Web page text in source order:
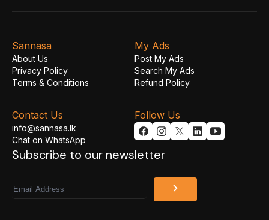
Subscribe to our newsletter
Email
Sannasa
About Us
Privacy Policy
Terms & Conditions
My Ads
Post My Ads
Search My Ads
Refund Policy
Contact Us
info@sannasa.lk
Chat on WhatsApp
Follow Us